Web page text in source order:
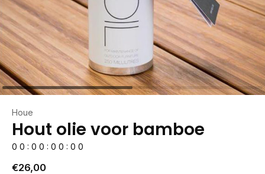
Houe
Hout olie voor bamboe
0 0 : 0 0 : 0 0 : 0 0
€26,00